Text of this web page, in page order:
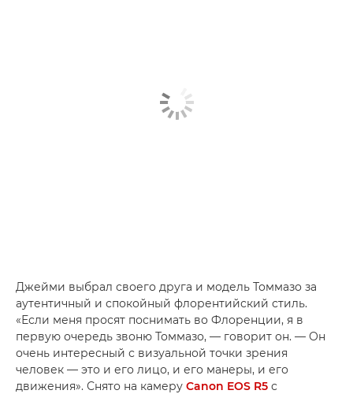
Джейми выбрал своего друга и модель Томмазо за
аутентичный и спокойный флорентийский стиль.
«Если меня просят поснимать во Флоренции, я в
первую очередь звоню Томмазо, — говорит он. — Он
очень интересный с визуальной точки зрения
человек — это и его лицо, и его манеры, и его
движения». Снято на камеру Canon EOS R5 с